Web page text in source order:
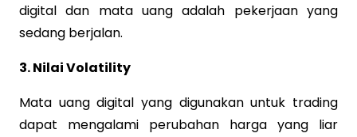
digital dan mata uang adalah pekerjaan yang
sedang berjalan.
3. Nilai Volatility
Mata uang digital yang digunakan untuk trading
dapat mengalami perubahan harga yang liar